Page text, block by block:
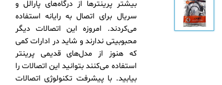
بیشتر پرینترها از درگاه‌های پارالل و
سریال برای اتصال به رایانه استفاده
می‌کردند. امروزه این اتصالات دیگر
محبوبیتی ندارند و شاید در ادارات کمی
که هنوز از مدل‌های قدیمی پرینتر
استفاده می‌کنند بتوانید این اتصالات را
بیابید. با پیشرفت تکنولوژی اتصالات